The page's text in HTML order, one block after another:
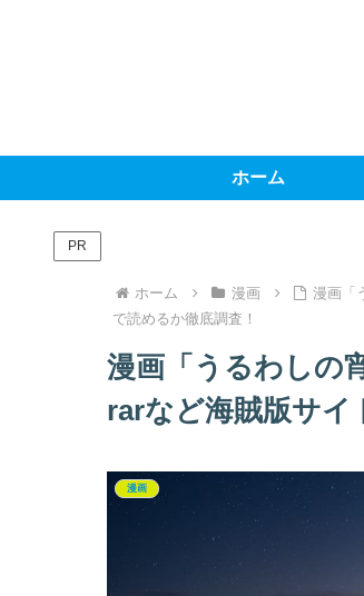
ホーム
PR
ホーム 漫画
漫画「
で読めるか徹底調査！
漫画「うるわしの
rarなど海賊版サイ
漫画